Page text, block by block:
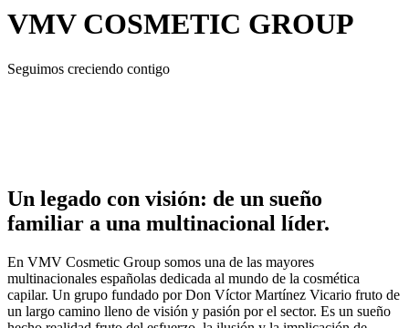
VMV COSMETIC GROUP
Seguimos creciendo contigo
Un legado con visión: de un sueño
familiar a una multinacional líder.
En VMV Cosmetic Group somos una de las mayores
multinacionales españolas dedicada al mundo de la cosmética
capilar. Un grupo fundado por Don Víctor Martínez Vicario fruto de
un largo camino lleno de visión y pasión por el sector. Es un sueño